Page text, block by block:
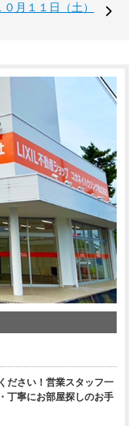
０月１１日（土）
ださい！営業スタッフ一
丁寧にお部屋探しのお手